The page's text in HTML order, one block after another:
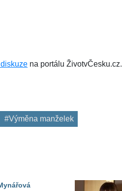
na portálu ŽivotvČesku.cz.
#Výměna manželek